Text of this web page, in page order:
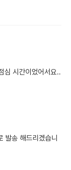
심 시간이었어서요..
발송 해드리겠습니